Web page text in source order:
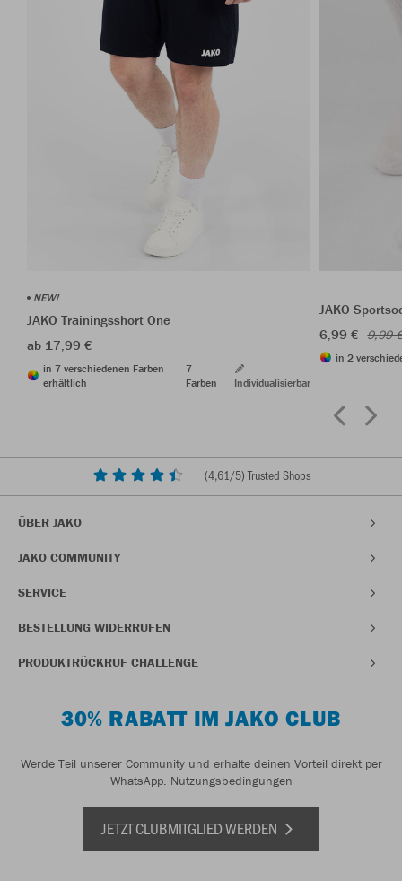
NEW!
JAKO Trainingsshort One
ab 17,99 €
in 7 verschiedenen Farben
erhältlich
7
Farben
Individualisierbar
JAKO
6,99 € 9,99
in 2
(4,61/5) Trusted Shops
ÜBER JAKO
JAKO COMMUNITY
SERVICE
BESTELLUNG WIDERRUFEN
PRODUKTRÜCKRUF CHALLENGE
30% RABATT IM JAKO CLUB
Werde Teil unserer Community und erhalte deinen Vorteil direkt per
WhatsApp. Nutzungsbedingungen
JETZT CLUBMITGLIED WERDEN